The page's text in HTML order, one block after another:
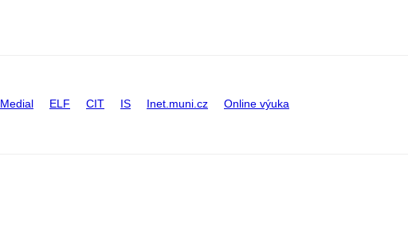
Medial ELF CIT IS Inet.muni.cz Online výuka